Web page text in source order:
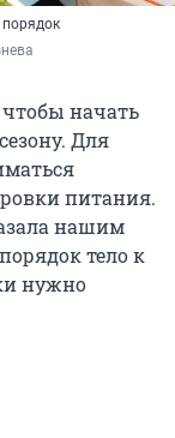
порядок
начать
Для
питания.
нашим
тело к
нужно